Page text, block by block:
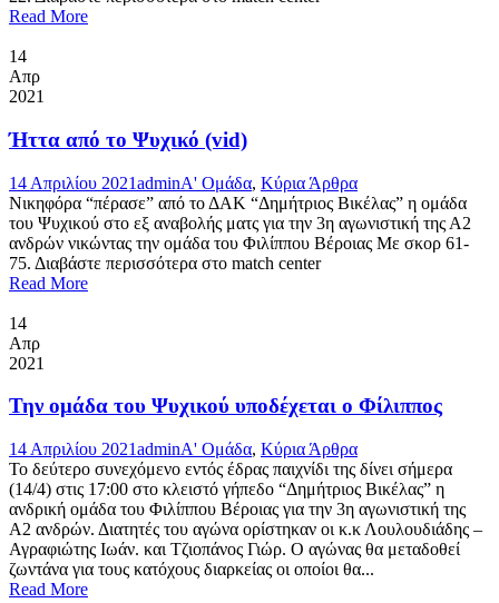
Read More
14
Απρ
2021
Ήττα από το Ψυχικό (vid)
14 Απριλίου 2021adminΑ' Ομάδα, Κύρια Άρθρα
Νικηφόρα “πέρασε” από το ΔΑΚ “Δημήτριος Βικέλας” η ομάδα
του Ψυχικού στο εξ αναβολής ματς για την 3η αγωνιστική της Α2
ανδρών νικώντας την ομάδα του Φιλίππου Βέροιας Με σκορ 61-
75. Διαβάστε περισσότερα στο match center
Read More
14
Απρ
2021
Την ομάδα του Ψυχικού υποδέχεται ο Φίλιππος
14 Απριλίου 2021adminΑ' Ομάδα, Κύρια Άρθρα
Το δεύτερο συνεχόμενο εντός έδρας παιχνίδι της δίνει σήμερα
(14/4) στις 17:00 στο κλειστό γήπεδο “Δημήτριος Βικέλας” η
ανδρική ομάδα του Φιλίππου Βέροιας για την 3η αγωνιστική της
Α2 ανδρών. Διατητές του αγώνα ορίστηκαν οι κ.κ Λουλουδιάδης –
Αγραφιώτης Ιωάν. και Τζιοπάνος Γιώρ. Ο αγώνας θα μεταδοθεί
ζωντάνα για τους κατόχους διαρκείας οι οποίοι θα...
Read More